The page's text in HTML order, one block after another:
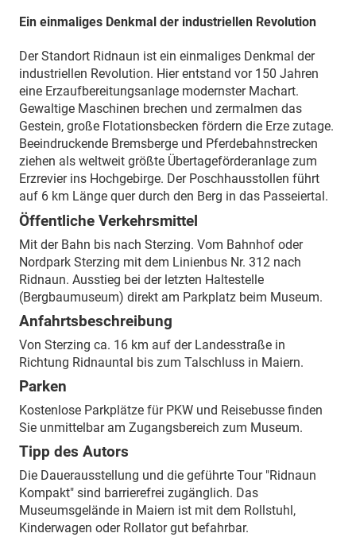
Ein einmaliges Denkmal der industriellen Revolution
Der Standort Ridnaun ist ein einmaliges Denkmal der
industriellen Revolution. Hier entstand vor 150 Jahren
eine Erzaufbereitungsanlage modernster Machart.
Gewaltige Maschinen brechen und zermalmen das
Gestein, große Flotationsbecken fördern die Erze zutage.
Beeindruckende Bremsberge und Pferdebahnstrecken
ziehen als weltweit größte Übertageförderanlage zum
Erzrevier ins Hochgebirge. Der Poschhausstollen führt
auf 6 km Länge quer durch den Berg in das Passeiertal.
Öffentliche Verkehrsmittel
Mit der Bahn bis nach Sterzing. Vom Bahnhof oder
Nordpark Sterzing mit dem Linienbus Nr. 312 nach
Ridnaun. Ausstieg bei der letzten Haltestelle
(Bergbaumuseum) direkt am Parkplatz beim Museum.
Anfahrtsbeschreibung
Von Sterzing ca. 16 km auf der Landesstraße in
Richtung Ridnauntal bis zum Talschluss in Maiern.
Parken
Kostenlose Parkplätze für PKW und Reisebusse finden
Sie unmittelbar am Zugangsbereich zum Museum.
Tipp des Autors
Die Dauerausstellung und die geführte Tour "Ridnaun
Kompakt" sind barrierefrei zugänglich. Das
Museumsgelände in Maiern ist mit dem Rollstuhl,
Kinderwagen oder Rollator gut befahrbar.